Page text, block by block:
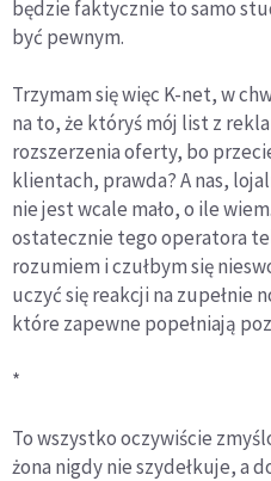
będzie faktycznie to samo
być pewnym.
Trzymam się więc K-net, w
na to, że któryś mój list z
rozszerzenia oferty, bo
klientach, prawda? A nas,
nie jest wcale mało, o ile
ostatecznie tego operatora
rozumiem i czułbym się
uczyć się reakcji na zupełnie
które zapewne popełniają
*
To wszystko oczywiście
żona nigdy nie szydełkuje, a